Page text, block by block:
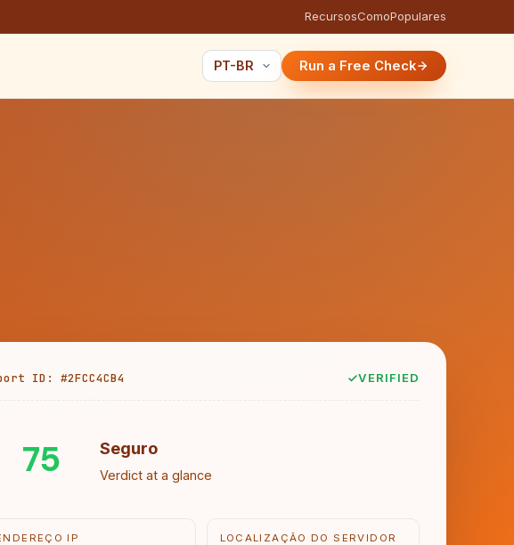
RecursosComoPopulares
Run a Free Check
ID: #2FCC4CB4 VERIFIED
75 Seguro
Verdict at a glance
IP LOCALIZAÇÃO DO SERVIDOR